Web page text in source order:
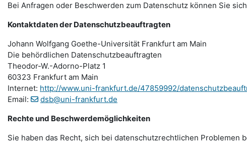
Bei Anfragen oder Beschwerden zum Datenschutz können Sie
Kontaktdaten der Datenschutzbeauftragten
Johann Wolfgang Goethe-Universität Frankfurt am Main
Die behördlichen Datenschutzbeauftragten
Theodor-W.-Adorno-Platz 1
60323 Frankfurt am Main
Internet: http://www.uni-frankfurt.de/47859992/
Email:
dsb@uni-frankfurt.de
Rechte und Beschwerdemöglichkeiten
Sie haben das Recht, sich bei datenschutzrechtlichen